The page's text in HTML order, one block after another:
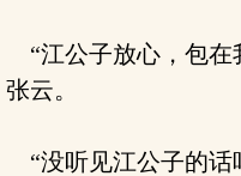
“江公子放心，包在
张云。
“没听见江公子的话